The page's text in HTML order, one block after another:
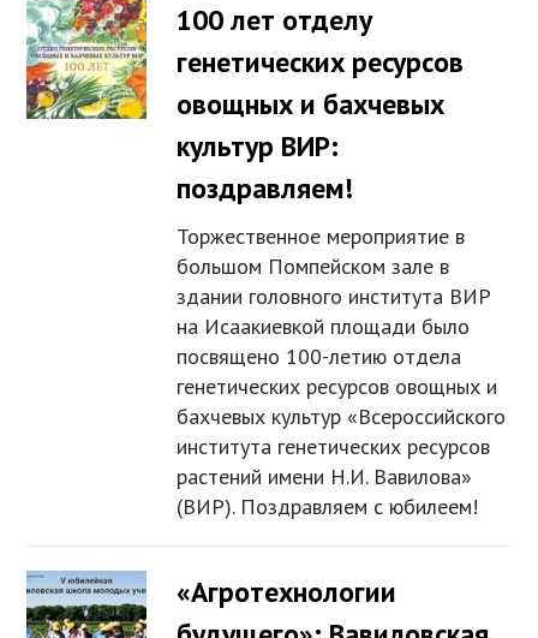
100 лет отделу
генетических ресурсов
овощных и бахчевых
культур ВИР:
поздравляем!
Торжественное мероприятие в
большом Помпейском зале в
здании головного института ВИР
на Исаакиевкой площади было
посвящено 100-летию отдела
генетических ресурсов овощных и
бахчевых культур «Всероссийского
института генетических ресурсов
растений имени Н.И. Вавилова»
(ВИР). Поздравляем с юбилеем!
«Агротехнологии